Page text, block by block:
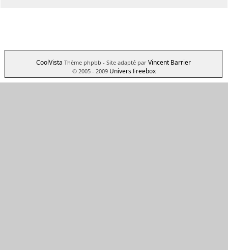
CoolVista Thème phpbb - Site adapté par Vincent Barrier
© 2005 - 2009 Univers Freebox